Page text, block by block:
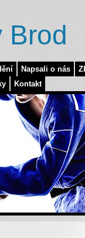
Napsali o nás
Kontakt
Brod